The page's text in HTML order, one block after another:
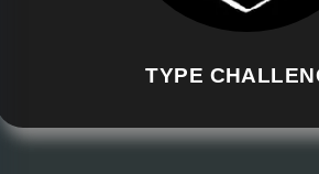
TYPE